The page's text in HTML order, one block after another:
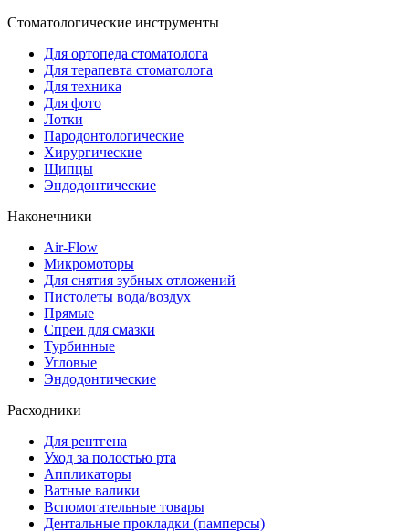
Стоматологические инструменты
Для ортопеда стоматолога
Для терапевта стоматолога
Для техника
Для фото
Лотки
Пародонтологические
Хирургические
Щипцы
Эндодонтические
Наконечники
Air-Flow
Микромоторы
Для снятия зубных отложений
Пистолеты вода/воздух
Прямые
Спреи для смазки
Турбинные
Угловые
Эндодонтические
Расходники
Для рентгена
Уход за полостью рта
Аппликаторы
Ватные валики
Вспомогательные товары
Дентальные прокладки (памперсы)